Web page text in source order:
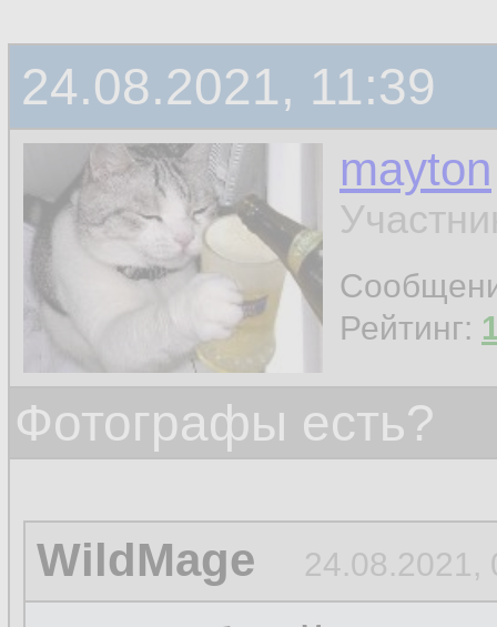
24.08.2021, 11:39
mayton
Рейтинг:
Фотографы есть?
WildMage 24.08.2021,